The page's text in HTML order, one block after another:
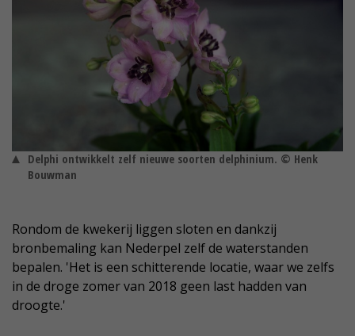
Delphi ontwikkelt zelf nieuwe soorten delphinium. © Henk
Bouwman
Rondom de kwekerij liggen sloten en dankzij
bronbemaling kan Nederpel zelf de waterstanden
bepalen. 'Het is een schitterende locatie, waar we zelfs
in de droge zomer van 2018 geen last hadden van
droogte.'